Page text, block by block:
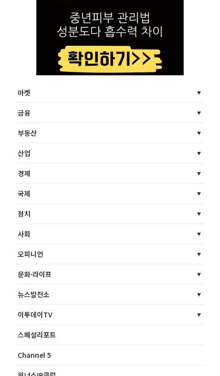
마켓
금융
부동산
산업
경제
국제
정치
사회
오피니언
문화·라이프
뉴스발전소
이투데이TV
스페셜리포트
Channel 5